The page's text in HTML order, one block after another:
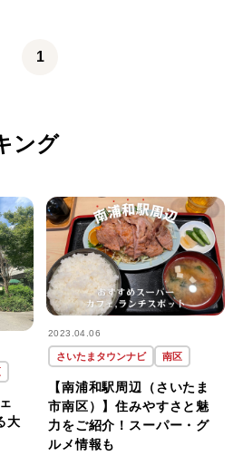
1
ング
大
2023.04.06
さいたまタウンナビ 南区
【南浦和駅周辺（さいたま
市南区）】住みやすさと魅
力をご紹介！スーパー・グ
ルメ情報も